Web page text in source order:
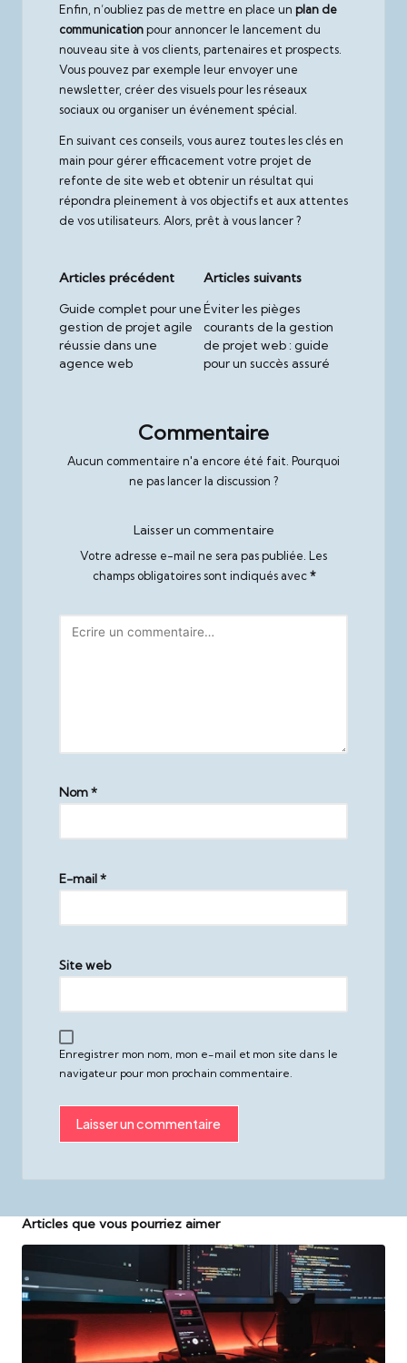
Enfin, n’oubliez pas de mettre en place un plan de
communicationpour annoncer le lancement du
nouveau site à vos clients, partenaires et prospects.
Vous pouvez par exemple leur envoyer une
newsletter, créer des visuels pour les réseaux
sociaux ou organiser un événement spécial.
En suivant ces conseils, vous aurez toutes les clés en
main pour gérer efficacement votre projet de
refonte de site web et obtenir un résultat qui
répondra pleinement à vos objectifs et aux attentes
de vos utilisateurs. Alors, prêt à vous lancer ?
Post
Articles précédent
Guide complet pour une
gestion de projet agile
réussie dans une
agence web
Articles suivants
Éviter les pièges
courants de la gestion
de projet web : guide
pour un succès assuré
Commentaire
Aucun commentaire n'a encore été fait. Pourquoi
ne pas lancer la discussion ?
Laisser un commentaire
Votre adresse e-mail ne sera pas publiée. Les
champs obligatoires sont indiqués avec*
Nom*
E-mail*
Site web
Enregistrer mon nom, mon e-mail et mon site dans le
navigateur pour mon prochain commentaire.
Articles que vous pourriez aimer